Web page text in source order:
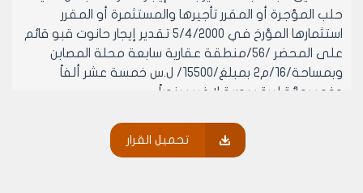
حلب المؤجرة أو المقرر تأجيرها والمستثمرة أو المقرر
استثمارها المؤرخ في 5/4/2000 تقدير إيجار حانوت قبو قائم
على المحضر /56/منطقة عقارية سابعة محلة المصابن
وبمساحة/16/م2 بمبلغ/15500/ ل.س خمسة عشر ألفاً
وخمسمائة ليرة سورية لا غير سنوياً.
حلب المؤجرة أو المقرر تأجيرها والمستثمرة أو المقرر
استثمارها المؤرخ في 5/4/2000 المتضمن تقدير إيجار
تحميل القرار